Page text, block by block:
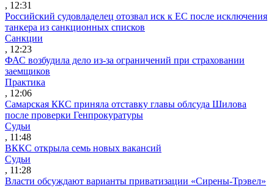
, 12:31
Российский судовладелец отозвал иск к ЕС после исключения
танкера из санкционных списков
Санкции
, 12:23
ФАС возбудила дело из-за ограничений при страховании
заемщиков
Практика
, 12:06
Самарская ККС приняла отставку главы облсуда Шилова
после проверки Генпрокуратуры
Судьи
, 11:48
ВККС открыла семь новых вакансий
Судьи
, 11:28
Власти обсуждают варианты приватизации «Сирены-Трэвел»